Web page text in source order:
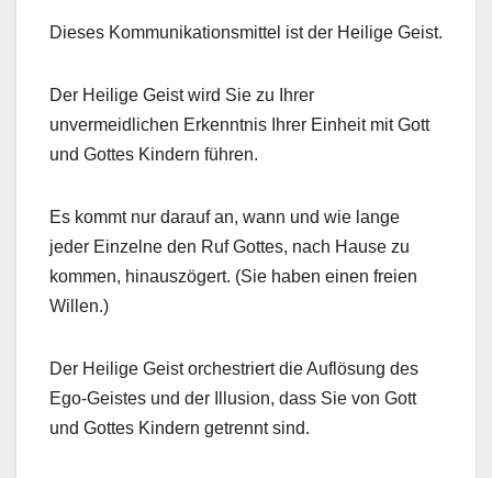
Dieses Kommunikationsmittel ist der Heilige Geist.
Der Heilige Geist wird Sie zu Ihrer
unvermeidlichen Erkenntnis Ihrer Einheit mit Gott
und Gottes Kindern führen.
Es kommt nur darauf an, wann und wie lange
jeder Einzelne den Ruf Gottes, nach Hause zu
kommen, hinauszögert. (Sie haben einen freien
Willen.)
Der Heilige Geist orchestriert die Auflösung des
Ego-Geistes und der Illusion, dass Sie von Gott
und Gottes Kindern getrennt sind.